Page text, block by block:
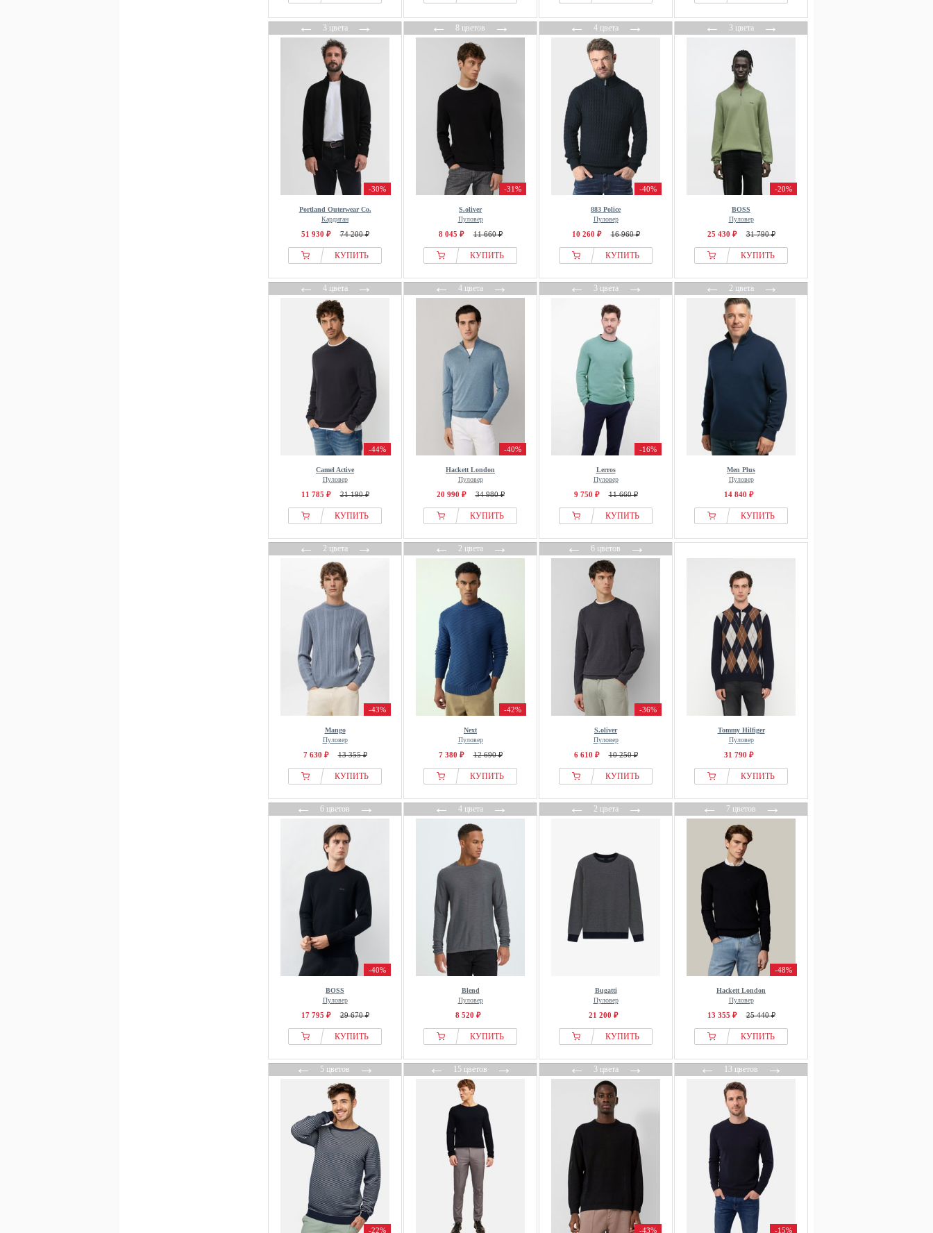
←3 цвета→
-30%
Portland Outerwear Co.
Кардиган
51 930 ₽ 74 200 ₽
КУПИТЬ
←8 цветов→
-31%
S.oliver
Пуловер
8 045 ₽ 11 660 ₽
КУПИТЬ
←4 цвета→
-40%
883 Police
Пуловер
10 260 ₽ 16 960 ₽
КУПИТЬ
←3 цвета→
-20%
BOSS
Пуловер
25 430 ₽ 31 790 ₽
КУПИТЬ
←4 цвета→
-44%
Camel Active
Пуловер
11 785 ₽ 21 190 ₽
КУПИТЬ
←4 цвета→
-40%
Hackett London
Пуловер
20 990 ₽ 34 980 ₽
КУПИТЬ
←3 цвета→
-16%
Lerros
Пуловер
9 750 ₽ 11 660 ₽
КУПИТЬ
←2 цвета→
Men Plus
Пуловер
14 840 ₽
КУПИТЬ
←2 цвета→
-43%
Mango
Пуловер
7 630 ₽ 13 355 ₽
КУПИТЬ
←2 цвета→
-42%
Next
Пуловер
7 380 ₽ 12 690 ₽
КУПИТЬ
←6 цветов→
-36%
S.oliver
Пуловер
6 610 ₽ 10 250 ₽
КУПИТЬ
Tommy Hilfiger
Пуловер
31 790 ₽
КУПИТЬ
←6 цветов→
-40%
BOSS
Пуловер
17 795 ₽ 29 670 ₽
КУПИТЬ
←4 цвета→
Blend
Пуловер
8 520 ₽
КУПИТЬ
←2 цвета→
Bugatti
Пуловер
21 200 ₽
КУПИТЬ
←7 цветов→
-48%
Hackett London
Пуловер
13 355 ₽ 25 440 ₽
КУПИТЬ
←5 цветов→
-22%
←15 цветов→ ←3 цвета→
-43%
←13 цветов→
-15%